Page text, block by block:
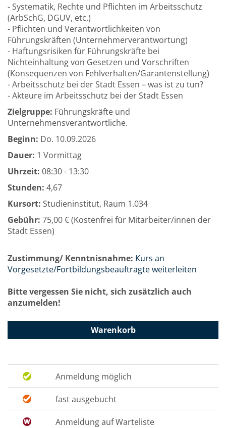
- Systematik, Rechte und Pflichten im Arbeitsschutz
(ArbSchG, DGUV, etc.)
- Pflichten und Verantwortlichkeiten von
Führungskräften (Unternehmerverantwortung)
- Haftungsrisiken für Führungskräfte bei
Nichteinhaltung von Gesetzen und Vorschriften
(Konsequenzen von Fehlverhalten/Garantenstellung)
- Arbeitsschutz bei der Stadt Essen – was ist zu tun?
- Akteure im Arbeitsschutz bei der Stadt Essen
Zielgruppe: Führungskräfte und
Unternehmensverantwortliche.
Beginn: Do. 10.09.2026
Dauer: 1 Vormittag
Uhrzeit: 08:30 - 13:30
Stunden: 4,67
Kursort: Studieninstitut, Raum 1.034
Gebühr: 75,00 € (Kostenfrei für Mitarbeiter/innen der
Stadt Essen)
Zustimmung/ Kenntnisnahme: Kurs an
Vorgesetzte/Fortbildungsbeauftragte weiterleiten
Bitte vergessen Sie nicht, sich zusätzlich auch
anzumelden!
Warenkorb
Anmeldung möglich
fast ausgebucht
Anmeldung auf Warteliste